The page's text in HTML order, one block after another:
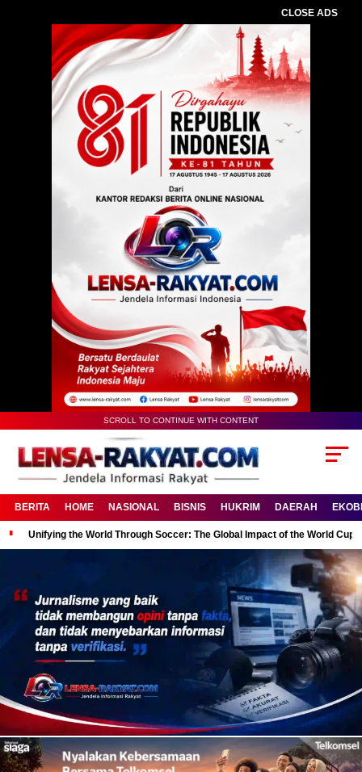
CLOSE ADS
SCROLL TO CONTINUE WITH CONTENT
BERITA HOME NASIONAL BISNIS HUKRIM DAERAH
Unifying the World Through Soccer: The Global Impact of the World Cup